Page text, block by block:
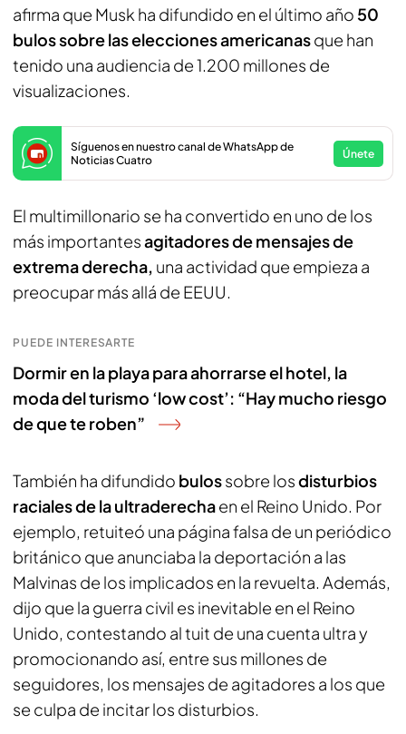
afirma que Musk ha difundido en el último año 50
bulos sobre las elecciones americanasque han
tenido una audiencia de 1.200 millones de
visualizaciones.
Síguenos en nuestro canal de WhatsApp de
Noticias Cuatro
Únete
El multimillonario se ha convertido en uno de los
más importantesagitadores de mensajes de
extrema derecha, una actividad que empieza a
preocupar más allá de EEUU.
PUEDE INTERESARTE
Dormir en la playa para ahorrarse el hotel, la
moda del turismo ‘low cost’: “Hay mucho riesgo
de que te roben”
También ha difundido bulossobre losdisturbios
raciales de la ultraderechaen el Reino Unido. Por
ejemplo, retuiteó una página falsa de un periódico
británico que anunciaba la deportación a las
Malvinas de los implicados en la revuelta. Además,
dijo que la guerra civil es inevitable en el Reino
Unido, contestando al tuit de una cuenta ultra y
promocionando así, entre sus millones de
seguidores, los mensajes de agitadores a los que
se culpa de incitar los disturbios.